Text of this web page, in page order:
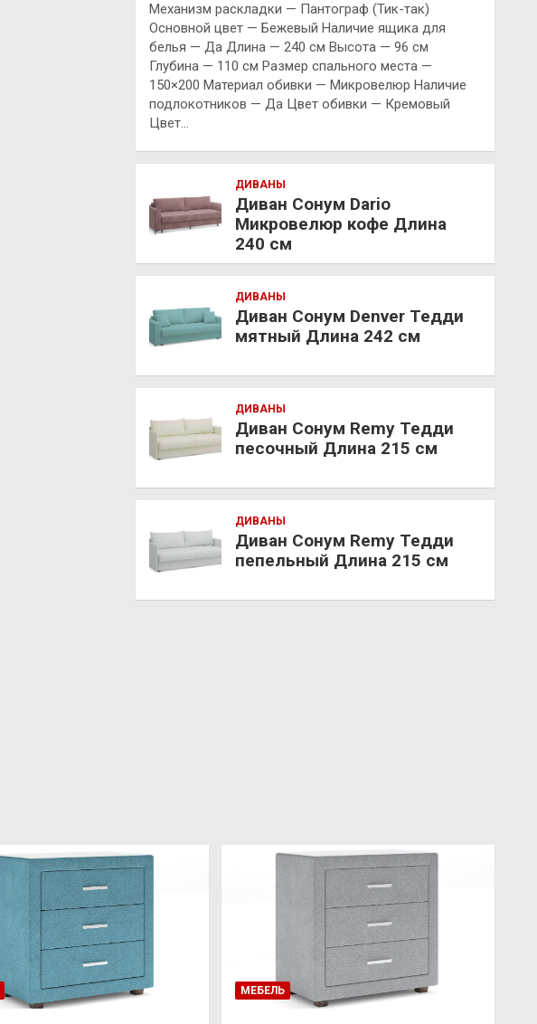
Механизм раскладки — Пантограф (Тик-так)
Основной цвет — Бежевый Наличие ящика для
белья — Да Длина — 240 см Высота — 96 см
Глубина — 110 см Размер спального места —
150×200 Материал обивки — Микровелюр Наличие
подлокотников — Да Цвет обивки — Кремовый
Цвет…
ДИВАНЫ
Диван Сонум Dario
Микровелюр кофе Длина
240 см
ДИВАНЫ
Диван Сонум Denver Тедди
мятный Длина 242 см
ДИВАНЫ
Диван Сонум Remy Тедди
песочный Длина 215 см
ДИВАНЫ
Диван Сонум Remy Тедди
пепельный Длина 215 см
МЕБЕЛЬ